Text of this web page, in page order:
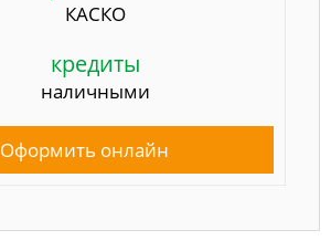
КАСКО
кредиты
наличными
Оформить онлайн